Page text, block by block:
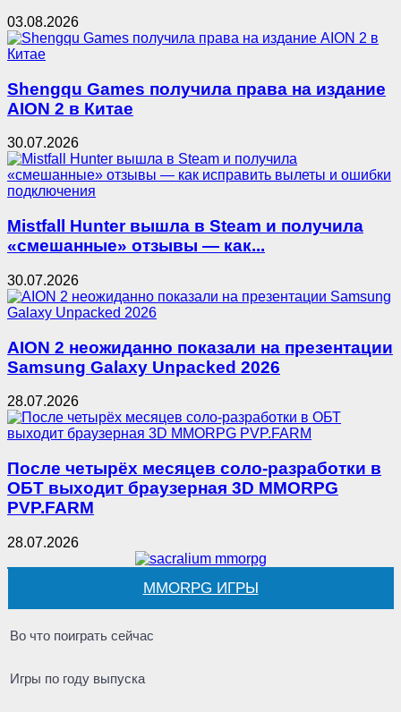
03.08.2026
Shengqu Games получила права на издание
AION 2 в Китае
30.07.2026
Mistfall Hunter вышла в Steam и получила
«смешанные» отзывы — как...
30.07.2026
AION 2 неожиданно показали на презентации
Samsung Galaxy Unpacked 2026
28.07.2026
После четырёх месяцев соло-разработки в
ОБТ выходит браузерная 3D MMORPG
PVP.FARM
28.07.2026
MMORPG ИГРЫ
Во что поиграть сейчас
Игры по году выпуска